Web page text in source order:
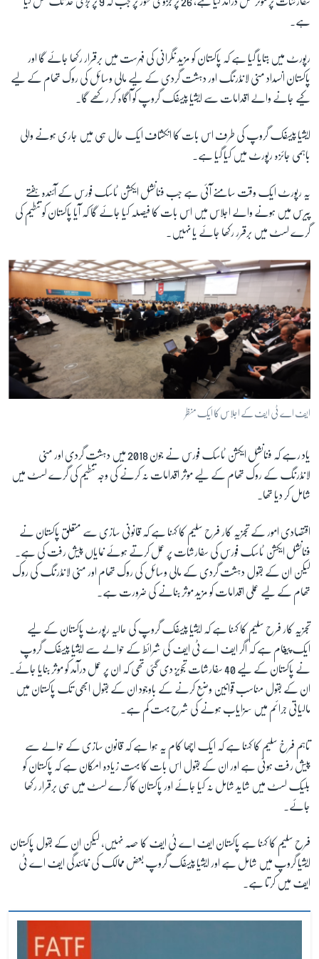
ہے۔
رپورٹ میں بتایا گیا ہے کہ پاکستان کو مزید نگرانی کی فہرست میں برقرار رکھا جائے گا اور
پاکستان انسداد منی لانڈرنگ اور دہشت گردی کے لیے مالی وسائل کی روک تھام کے لیے
کیے جانے والے اقدامات سے ایشیا پیسفک گروپ کو آگاہ کر رکھے گا۔
ایشیا پیسفک گروپ کی طرف اس بات کا انکشاف ایک حال ہی میں جاری ہونے والی
باہمی جائزہ رپورٹ میں کیا گیا ہے۔
یہ رپورٹ ایک وقت سامنے آئی ہے جب فنانشل ایکشن ٹاسک فورس کے آئندہ ہفتے
پیرس میں ہونے والے اجلاس میں اس بات کا فیصلہ کیا جائے گا کہ آیا پاکستان کو تنطیم کی
گرے لسٹ میں برقرر رکھا جائے یا نہیں۔
ایف اے ٹی ایف کے اجلاس کا ایک منظر
یاد رہے کہ فنانشل ایکشن ٹاسک فورس نے جون 2018 میں دہشت گردی اور منی
لانڈرنگ کے روک تھام کے لیے موثر اقدامات نہ کرنے کی وجہ تنطیم کی گرے لسٹ میں
شامل کر دیا تھا۔
اقتصادی امور کے تجزیہ کار فرح سلیم کا کہنا ہے کہ قانونی سازی سے متعلق پاکستان نے
فنانشل ایکشن ٹاسک فورس کی سفارشات پر عمل کرتے ہوئے نمایاں پیش رفت کی ہے۔
لیکن ان کے بقول دہشت گردی کے مالی وسائل کی روک تھام اور منی لانڈرنگ کی روک
تھام کے لیے عملی اقدامات کو مزید موثر بنانے کی ضرورت ہے۔
تجزیہ کار فرح سلیم کا کہنا ہے کہ ایشیا پیسفک گروپ کی حالیہ رپورٹ پاکستان کے لیے
ایک پیغام ہے کہ اگر ایف اے ٹی ایف کی شرائط کے حوالے سے ایشیا پیسفک گروپ
نے پاکستان کے لیے 40 سفارشات تجویز دی گئی تھی کہ ان پر عمل درآمد کو موثر بنایا جائے۔
ان کے بقول مناسب قوانین وضع کرنے کے باوجود ان کے بقول ابھی تک پاکستان میں
مالیاتی جرائم میں سزایاب ہونے کی شرح بہت کم ہے۔
تاہم فرخ سلیم کا کہنا ہے کہ ایک اچھا کام یہ ہوا ہے کہ قانون سازی کے حوالے سے
پیش رفت ہوئی ہے اور ان کے بقول اس بات کا بہت زیادہ امکان ہے کہ پاکستان کو
بلیک لسٹ میں شاید شامل نہ کیا جائے اور پاکستان کا گرے لسٹ میں ہی برقرار رکھا
جائے۔
فرح سلیم کا کہنا ہے پاکستان ایف اے ٹی ایف کا حصہ نہیں، لیکن ان کے بقول پاکستان
ایشیا گروپ میں شامل ہے اور ایشیا پیسفک گروپ بعض ممالک کی نمائندگی ایف اے ٹی
ایف میں کرتا ہے۔